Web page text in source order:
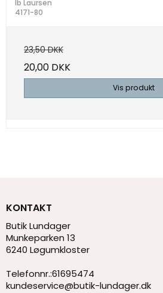
Ib Laursen
4171-80
23,50 DKK
20,00 DKK
Vis produkt
KONTAKT
Butik Lundager
Munkeparken 13
6240 Løgumkloster
Telefonnr.:61695474
kundeservice@butik-lundager.dk